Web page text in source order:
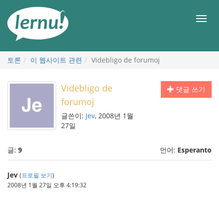
메
토론 이 웹사이트 관련 Videbligo de forumoj
댓글 쓰기
Videbligo de
forumoj
글쓴이: Jev, 2008년 1월
27일
글: 9 언어: Esperanto
Jev (프로필 보기)
2008년 1월 27일 오후 4:19:32